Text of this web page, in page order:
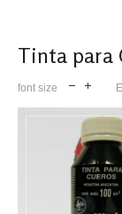
Tinta para
font size